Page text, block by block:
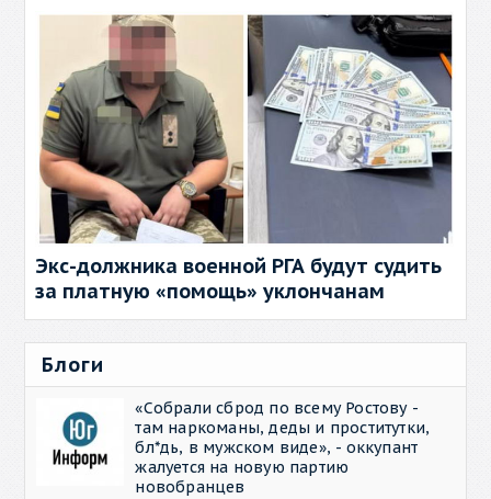
Экс-должника военной РГА будут судить
за платную «помощь» уклончанам
Блоги
«Собрали сброд по всему Ростову -
там наркоманы, деды и проститутки,
бл*дь, в мужском виде», - оккупант
жалуется на новую партию
новобранцев